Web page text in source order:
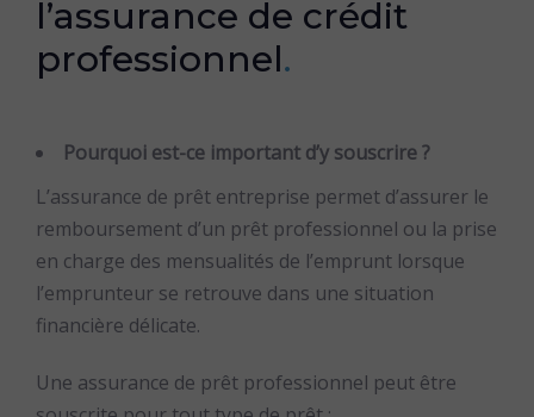
l’assurance de crédit
professionnel.
Pourquoi est-ce important d’y souscrire ?
L’assurance de prêt entreprise permet d’assurer le
remboursement d’un prêt professionnel ou la prise
en charge des mensualités de l’emprunt lorsque
l’emprunteur se retrouve dans une situation
financière délicate.
Une assurance de prêt professionnel peut être